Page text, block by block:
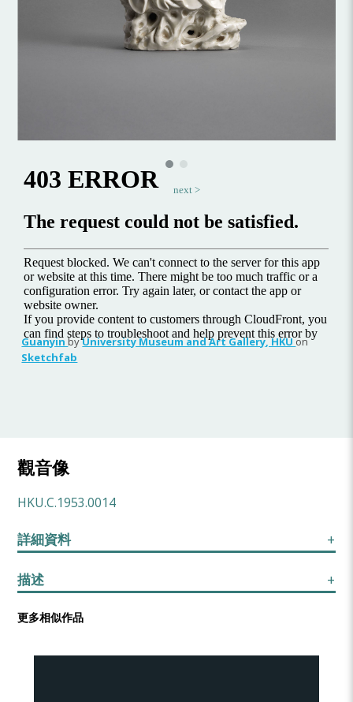
next >
GuanyinbyUniversity Museum and Art Gallery, HKUon
Sketchfab
觀音像
HKU.C.1953.0014
詳細資料
描述
更多相似作品